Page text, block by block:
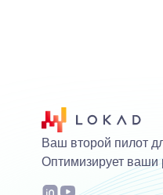
Ваш второй пилот
Оптимизирует